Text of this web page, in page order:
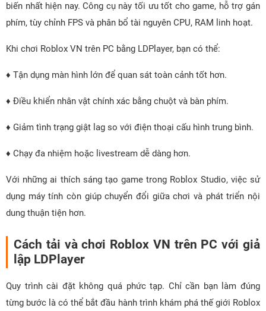
biến nhất hiện nay. Công cụ này tối ưu tốt cho game, hỗ trợ gán
phím, tùy chỉnh FPS và phân bổ tài nguyên CPU, RAM linh hoạt.
Khi chơi Roblox VN trên PC bằng LDPlayer, bạn có thể:
♦ Tận dụng màn hình lớn để quan sát toàn cảnh tốt hơn.
♦ Điều khiển nhân vật chính xác bằng chuột và bàn phím.
♦ Giảm tình trạng giật lag so với điện thoại cấu hình trung bình.
♦ Chạy đa nhiệm hoặc livestream dễ dàng hơn.
Với những ai thích sáng tạo game trong Roblox Studio, việc sử
dụng máy tính còn giúp chuyển đổi giữa chơi và phát triển nội
dung thuận tiện hơn.
Cách tải và chơi Roblox VN trên PC với giả
lập LDPlayer
Quy trình cài đặt không quá phức tạp. Chỉ cần bạn làm đúng
từng bước là có thể bắt đầu hành trình khám phá thế giới Roblox